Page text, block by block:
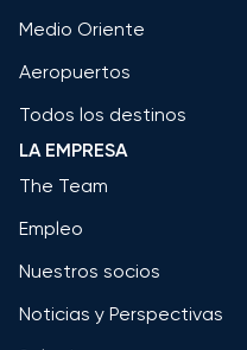
Medio Oriente
Aeropuertos
Todos los destinos
LA EMPRESA
The Team
Empleo
Nuestros socios
Noticias y Perspectivas